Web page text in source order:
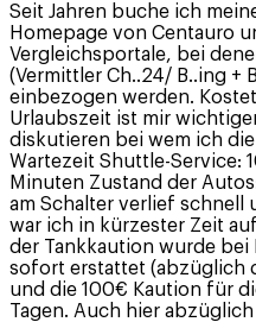
Seit Jahren buche ich
Homepage von Centauro
Vergleichsportale, bei
(Vermittler Ch..24/ B..ing +
einbezogen werden.
Urlaubszeit ist mir
diskutieren bei wem ich
Wartezeit Shuttle-Service:
Minuten Zustand der
am Schalter verlief
war ich in kürzester Zeit
der Tankkaution wurde bei
sofort erstattet (abzüglich
und die 100€ Kaution für
Tagen. Auch hier